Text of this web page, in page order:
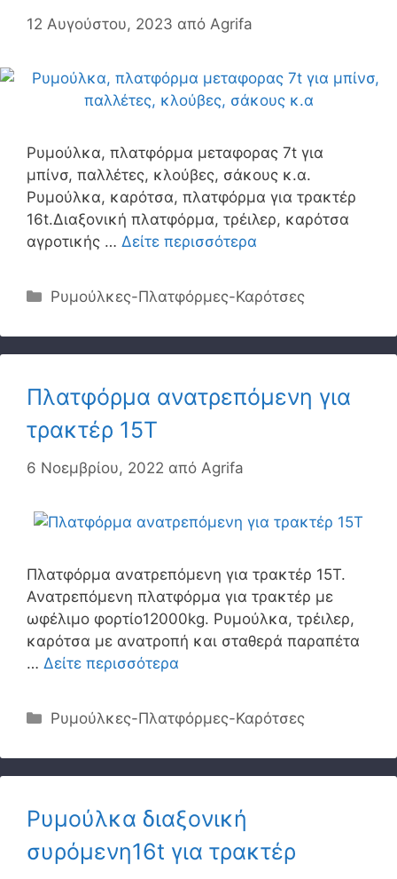
12 Αυγούστου, 2023 από Agrifa
Ρυμούλκα, πλατφόρμα μεταφορας 7t για
μπίνσ, παλλέτες, κλούβες, σάκους κ.α.
Ρυμούλκα, καρότσα, πλατφόρμα για τρακτέρ
16t.Διαξονική πλατφόρμα, τρέιλερ, καρότσα
αγροτικής … Δείτε περισσότερα
Κατηγορίες
Ρυμούλκες-Πλατφόρμες-Καρότσες
Πλατφόρμα ανατρεπόμενη για
τρακτέρ 15Τ
6 Νοεμβρίου, 2022 από Agrifa
Πλατφόρμα ανατρεπόμενη για τρακτέρ 15Τ.
Ανατρεπόμενη πλατφόρμα για τρακτέρ με
ωφέλιμο φορτίο12000kg. Ρυμούλκα, τρέιλερ,
καρότσα με ανατροπή και σταθερά παραπέτα
… Δείτε περισσότερα
Κατηγορίες
Ρυμούλκες-Πλατφόρμες-Καρότσες
Ρυμούλκα διαξονική
συρόμενη16t για τρακτέρ